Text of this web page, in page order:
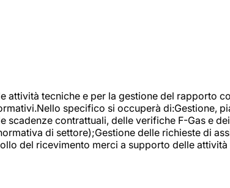
tecniche e per la gestione del rapporto
specifico si occuperà di:Gestione,
contrattuali, delle verifiche F-Gas e
di settore);Gestione delle richieste di
del ricevimento merci a supporto delle